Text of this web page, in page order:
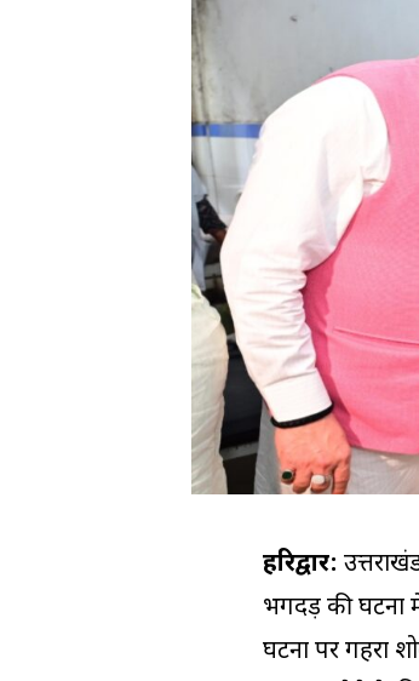
हरिद्वार:
भगदड़ की घटना
घटना पर गहरा